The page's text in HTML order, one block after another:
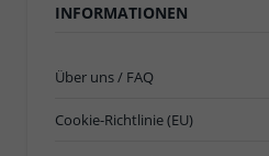
INFORMATIONEN
Über uns / FAQ
Cookie-Richtlinie (EU)